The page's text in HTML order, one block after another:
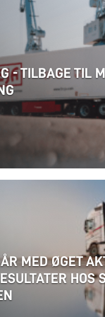
- TILBAGE TIL
MED ØGET
HOS